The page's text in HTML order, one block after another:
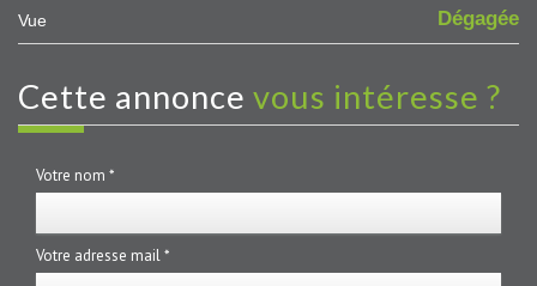
Vue Dégagée
cette annonce vous intéresse ?
Votre nom *
Votre adresse mail *